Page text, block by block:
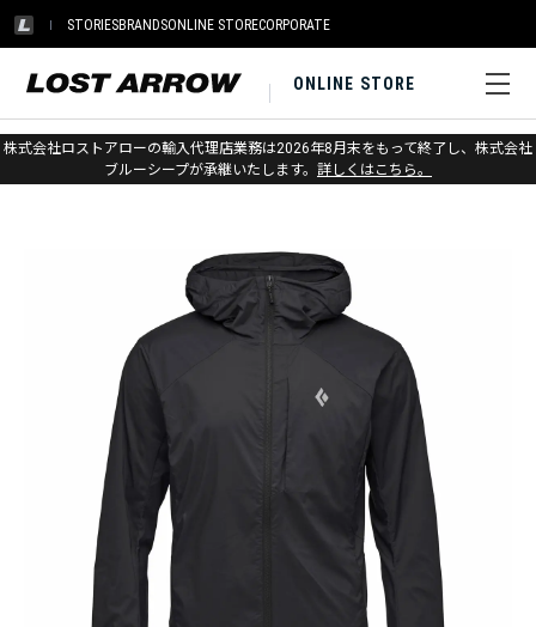
STORIESBRANDSONLINE STORECORPORATE
ONLINE STORE
株式会社ロストアローの輸入代理店業務は2026年8月末をもって終了し、株式会社
ブルーシープが承継いたします。 詳しくはこちら。
ホーム > ブラックダイヤモンド > アパレル > ジャケット
アウターシェル